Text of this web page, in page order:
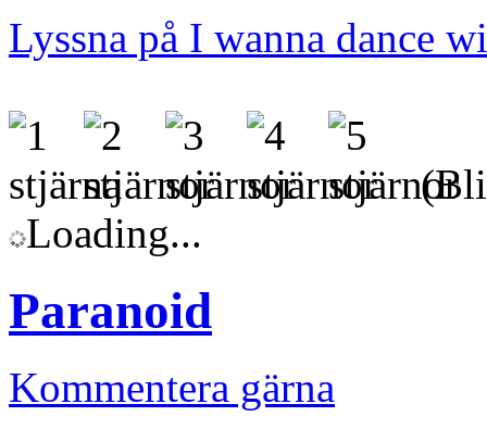
Lyssna på I wanna dance
(Bli
Loading...
Paranoid
Kommentera gärna